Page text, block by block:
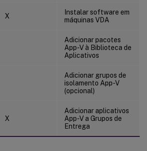
X
Instalar software em
máquinas VDA
Adicionar pacotes
App-V à Biblioteca de
Aplicativos
Adicionar grupos de
isolamento App-V
(opcional)
X
Adicionar aplicativos
App-V a Grupos de
Entrega